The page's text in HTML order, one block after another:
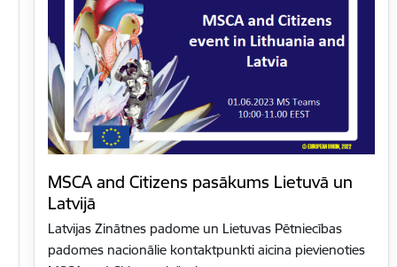
MSCA and Citizens pasākums Lietuvā un
Latvijā
Latvijas Zinātnes padome un Lietuvas Pētniecības
padomes nacionālie kontaktpunkti aicina pievienoties